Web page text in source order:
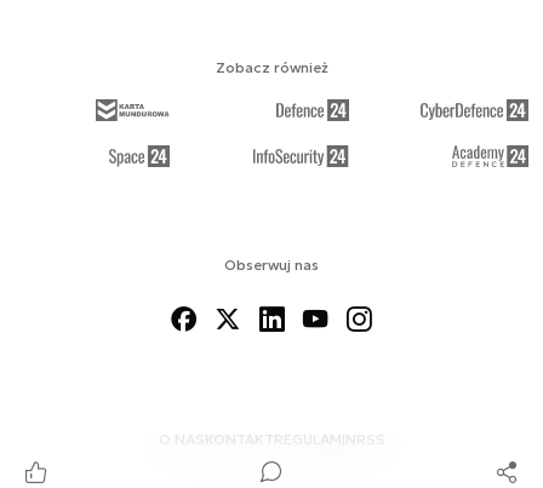
Obserwuj nas
O NAS KONTAKTREGULAMINRSS
Zobacz również